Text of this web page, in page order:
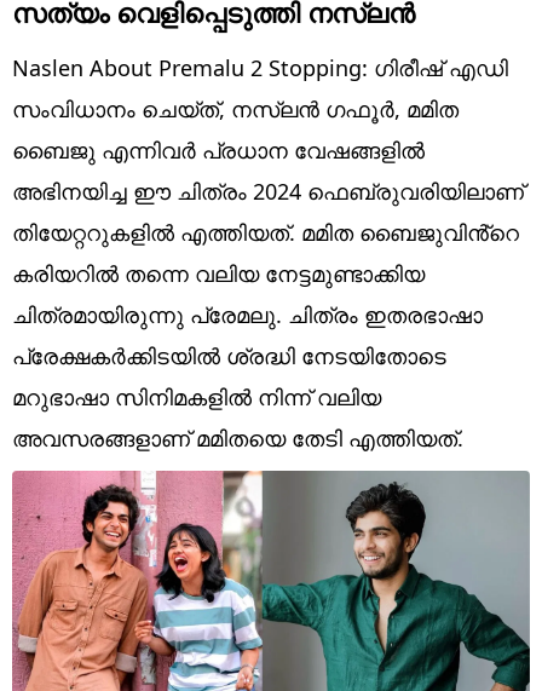
Lifestyle
world
Technology
Religion
Web Story
Short Videos
സത്യം വെളിപ്പെടുത്തി നസ്‌ലൻ
Naslen About Premalu 2 Stopping: ഗിരീഷ് എഡി
സംവിധാനം ചെയ്ത്, നസ്‌ലൻ ഗഫൂർ, മമിത
ബൈജു എന്നിവർ പ്രധാന വേഷങ്ങളിൽ
അഭിനയിച്ച ഈ ചിത്രം 2024 ഫെബ്രുവരിയിലാണ്
തിയേറ്ററുകളിൽ എത്തിയത്. മമിത ബൈജുവിൻ്റെ
കരിയറിൽ തന്നെ വലിയ നേട്ടമുണ്ടാക്കിയ
ചിത്രമായിരുന്നു പ്രേമലു. ചിത്രം ഇതരഭാഷാ
പ്രേക്ഷകർക്കിടയിൽ ശ്രദ്ധി നേടയിതോടെ
മറുഭാഷാ സിനിമകളിൽ നിന്ന് വലിയ
അവസരങ്ങളാണ് മമിതയെ തേടി എത്തിയത്.